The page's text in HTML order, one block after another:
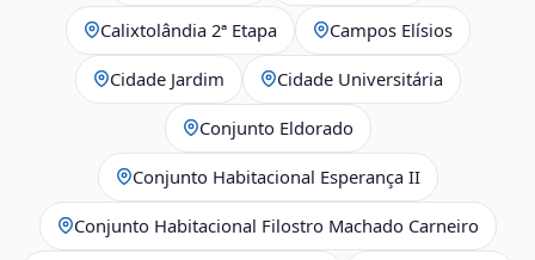
Calixtolândia 2ª Etapa Campos Elísios
Cidade Jardim Cidade Universitária
Conjunto Eldorado
Conjunto Habitacional Esperança II
Conjunto Habitacional Filostro Machado Carneiro